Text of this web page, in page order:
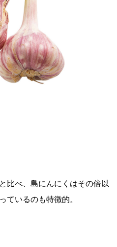
比べ、島にんにくはその倍以
ているのも特徴的。